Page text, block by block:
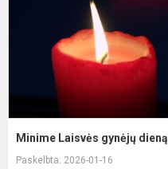
Minime Laisvės gynėjų dieną
Paskelbta: 2026-01-16